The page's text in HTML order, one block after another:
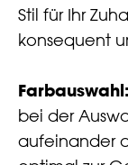
Stil für Ihr
konsequent
Farbauswahl:
bei der
aufeinander